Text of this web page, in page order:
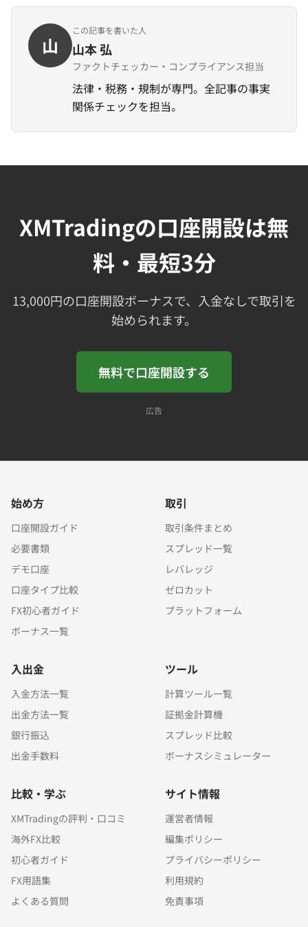
山
この記事を書いた人
山本 弘
ファクトチェッカー・コンプライアンス担当
法律・税務・規制が専門。全記事の事実
関係チェックを担当。
XMTradingの口座開設は無
料・最短3分
13,000円の口座開設ボーナスで、入金なしで取引を
始められます。
無料で口座開設する
広告
始め方
口座開設ガイド
必要書類
デモ口座
口座タイプ比較
FX初心者ガイド
ボーナス一覧
取引
取引条件まとめ
スプレッド一覧
レバレッジ
ゼロカット
プラットフォーム
入出金
入金方法一覧
出金方法一覧
銀行振込
出金手数料
ツール
計算ツール一覧
証拠金計算機
スプレッド比較
ボーナスシミュレーター
比較・学ぶ
XMTradingの評判・口コミ
海外FX比較
初心者ガイド
FX用語集
よくある質問
サイト情報
運営者情報
編集ポリシー
プライバシーポリシー
利用規約
免責事項